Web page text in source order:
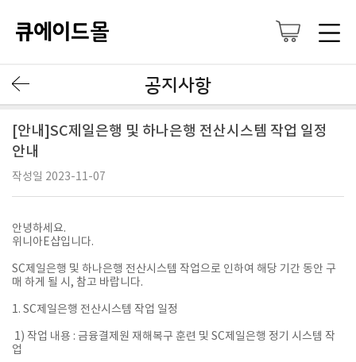
공지사항
[안내]SC제일은행 및 하나은행 전산시스템 작업 일정
안내
작성일 2023-11-07
안녕하세요.
위니아E샵입니다.
SC제일은행 및 하나은행 전산시스템 작업으로 인하여 해당 기간 동안 구
매 하게 될 시, 참고 바랍니다.
1. SC제일은행 전산시스템 작업 일정
1) 작업 내용 : 금융결제원 재해복구 훈련 및 SC제일은행 정기 시스템 작
업